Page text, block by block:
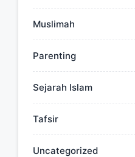
Muslimah
Parenting
Sejarah Islam
Tafsir
Uncategorized